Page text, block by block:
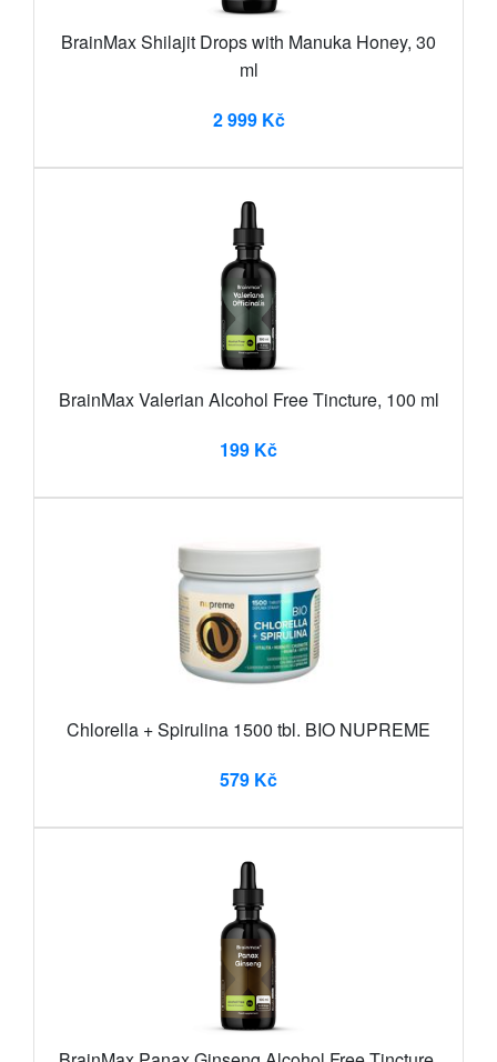
BrainMax Shilajit Drops with Manuka Honey, 30
ml
2 999 Kč
BrainMax Valerian Alcohol Free Tincture, 100 ml
199 Kč
Chlorella + Spirulina 1500 tbl. BIO NUPREME
579 Kč